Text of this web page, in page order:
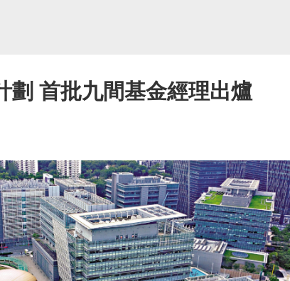
劃 首批九間基金經理出爐